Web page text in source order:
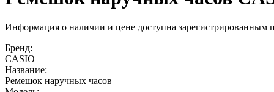
Информация о наличии и цене доступна зарегистрированным
Бренд:
CASIO
Название:
Ремешок наручных часов